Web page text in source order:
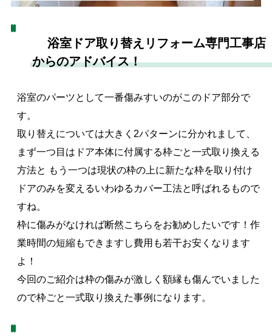
浴室ドア取り替えリフォーム専門工事店
からのアドバイス！
浴室のパーツとして一番傷みすいのがこのドア部分で
す。
取り替えについては大きく2パターンに分かれまして、
まず一つ目はドア本体に付属する枠ごと一式取り換える
方法と もう一つは現状の枠の上に新たな枠を取り付け
ドアのみを変えるいわゆるカバー工法と呼ばれるもので
すね。
枠に傷みがなければ断然こちらをお勧めしたいです！作
業時間の短縮もできますし費用も若干お安くなります
よ！
今回のご紹介は枠の傷みが激しく額縁も傷んでいました
ので枠ごと一式取り換えた事例になります。